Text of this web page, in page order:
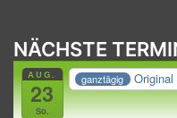
NÄCHSTE
AUG.
23
So.
ganztägig